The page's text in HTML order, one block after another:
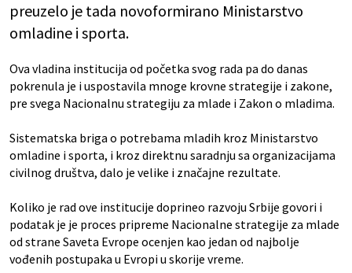
preuzelo je tada novoformirano Ministarstvo
omladine i sporta.
Ova vladina institucija od početka svog rada pa do danas
pokrenula je i uspostavila mnoge krovne strategije i zakone,
pre svega Nacionalnu strategiju za mlade i Zakon o mladima.
Sistematska briga o potrebama mladih kroz Ministarstvo
omladine i sporta, i kroz direktnu saradnju sa organizacijama
civilnog društva, dalo je velike i značajne rezultate.
Koliko je rad ove institucije doprineo razvoju Srbije govori i
podatak je je proces pripreme Nacionalne strategije za mlade
od strane Saveta Evrope ocenjen kao jedan od najbolje
vođenih postupaka u Evropi u skorije vreme.